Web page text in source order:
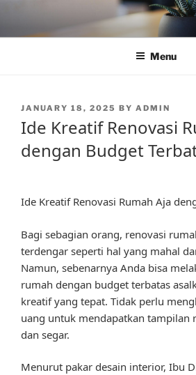
content
Menu
POSTED
ON
JANUARY 18, 2025 BY ADMIN
Ide Kreatif Renovasi
dengan Budget
Ide Kreatif Renovasi Rumah Aja
Bagi sebagian orang, renovasi
terdengar seperti hal yang mahal
Namun, sebenarnya Anda bisa
rumah dengan budget terbatas
kreatif yang tepat. Tidak perlu
uang untuk mendapatkan tampilan
dan segar.
Menurut pakar desain interior, Ibu